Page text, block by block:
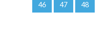
46 47 48